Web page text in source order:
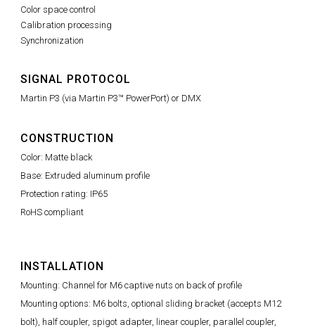
Color space control
Calibration processing
Synchronization
SIGNAL PROTOCOL
Martin P3 (via Martin P3™ PowerPort) or DMX
CONSTRUCTION
Color: Matte black
Base: Extruded aluminum profile
Protection rating: IP65
RoHS compliant
INSTALLATION
Mounting: Channel for M6 captive nuts on back of profile
Mounting options: M6 bolts, optional sliding bracket (accepts M12
bolt), half coupler, spigot adapter, linear coupler, parallel coupler,